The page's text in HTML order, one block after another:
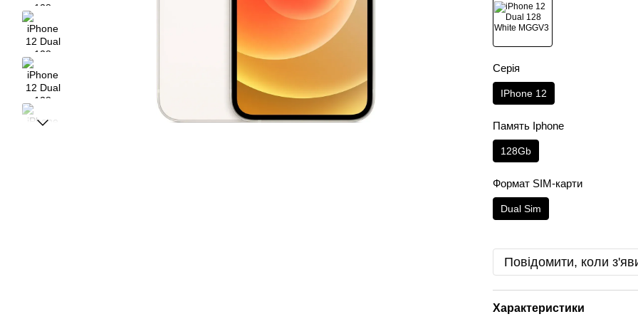
Серія
IPhone 12
Память Iphone
128Gb
Формат SIM-карти
Dual Sim
Повідомити, коли
Характеристики